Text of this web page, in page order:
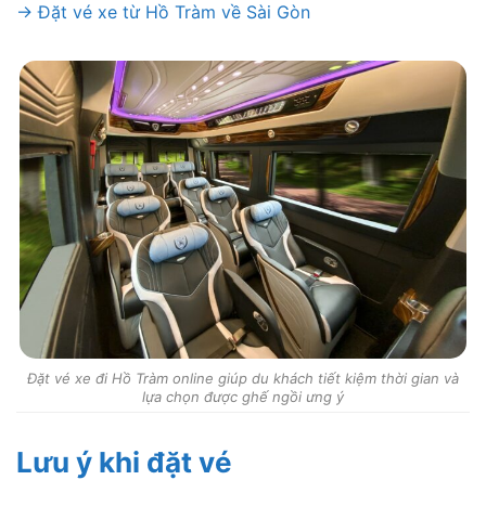
→ Đặt vé xe từ Hồ Tràm về Sài Gòn
Đặt vé xe đi Hồ Tràm online giúp du khách tiết kiệm thời gian và
lựa chọn được ghế ngồi ưng ý
Lưu ý khi đặt vé